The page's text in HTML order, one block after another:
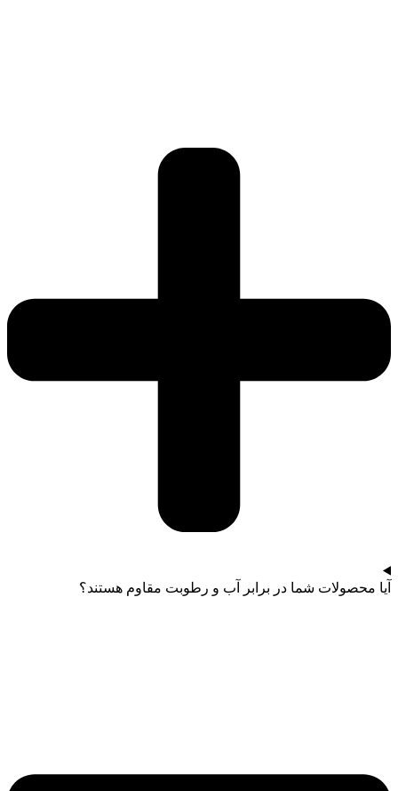
آیا محصولات شما در برابر آب و رطوبت مقاوم هستند؟